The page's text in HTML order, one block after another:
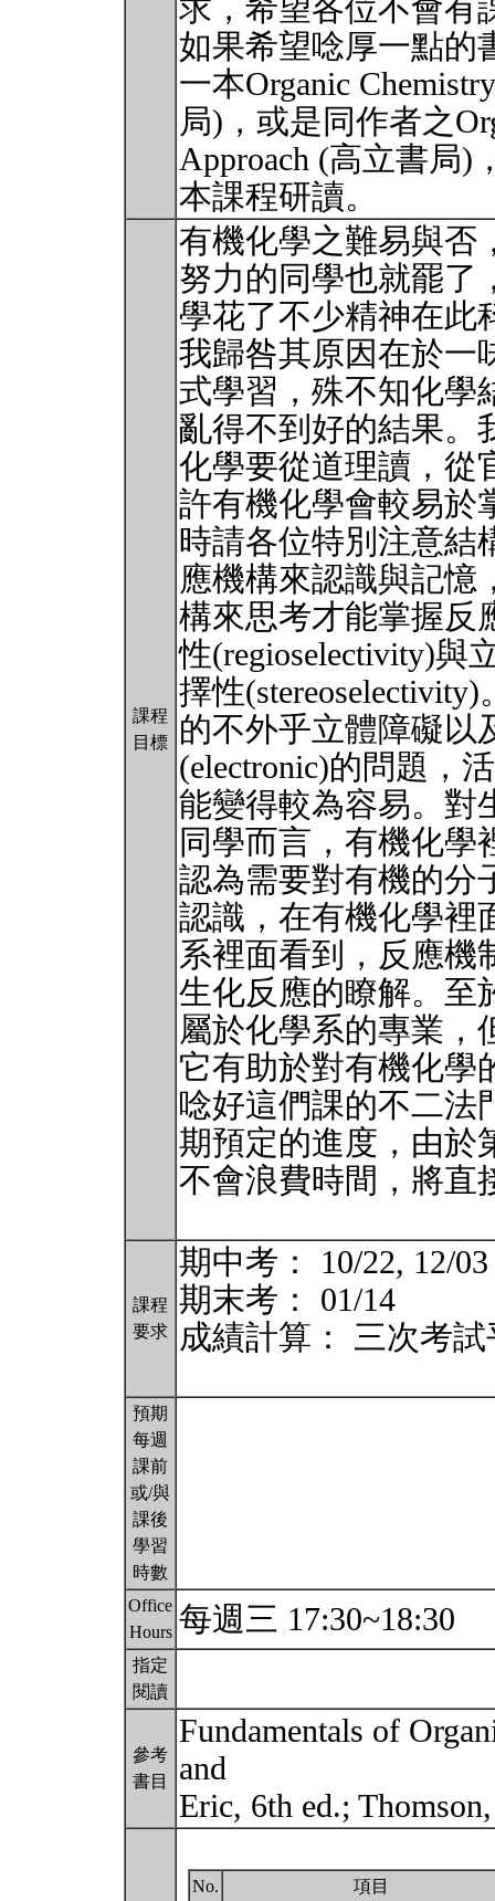
求，希望各位不會有
如果希望唸厚一點的
一本Organic
局)，或是同作者之
Approach (高立書局)
本課程研讀。
課程
目標
有機化學之難易與否
努力的同學也就罷了
學花了不少精神在此
我歸咎其原因在於一
式學習，殊不知化學
亂得不到好的結果。
化學要從道理讀，從
許有機化學會較易於
時請各位特別注意結
應機構來認識與記憶
構來思考才能掌握反
性(regioselectivity)與
擇性
的不外乎立體障礙以
(electronic)的問題，
能變得較為容易。對
同學而言，有機化學
認為需要對有機的分
認識，在有機化學裡
系裡面看到，反應機
生化反應的瞭解。至
屬於化學系的專業，
它有助於對有機化學
唸好這們課的不二法
期預定的進度，由於
不會浪費時間，將直
課程
要求
期中考： 10/22, 12/03
期末考： 01/14
成績計算： 三次考試
預期
每週
課前
或/與
課後
學習
時數
Office
Hours 每週三 17:30~18:30
指定
閱讀
參考
書目
Fundamentals of
and
Eric, 6th ed.;
No. 項目